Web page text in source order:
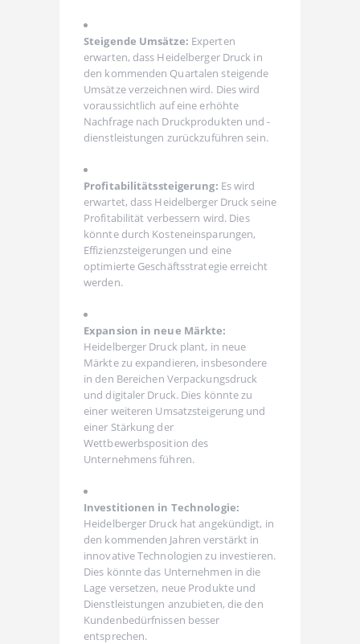
Steigende Umsätze: Experten
erwarten, dass Heidelberger Druck in
den kommenden Quartalen steigende
Umsätze verzeichnen wird. Dies wird
voraussichtlich auf eine erhöhte
Nachfrage nach Druckprodukten und -
dienstleistungen zurückzuführen sein.
Profitabilitätssteigerung: Es wird
erwartet, dass Heidelberger Druck seine
Profitabilität verbessern wird. Dies
könnte durch Kosteneinsparungen,
Effizienzsteigerungen und eine
optimierte Geschäftsstrategie erreicht
werden.
Expansion in neue Märkte:
Heidelberger Druck plant, in neue
Märkte zu expandieren, insbesondere
in den Bereichen Verpackungsdruck
und digitaler Druck. Dies könnte zu
einer weiteren Umsatzsteigerung und
einer Stärkung der
Wettbewerbsposition des
Unternehmens führen.
Investitionen in Technologie:
Heidelberger Druck hat angekündigt, in
den kommenden Jahren verstärkt in
innovative Technologien zu investieren.
Dies könnte das Unternehmen in die
Lage versetzen, neue Produkte und
Dienstleistungen anzubieten, die den
Kundenbedürfnissen besser
entsprechen.